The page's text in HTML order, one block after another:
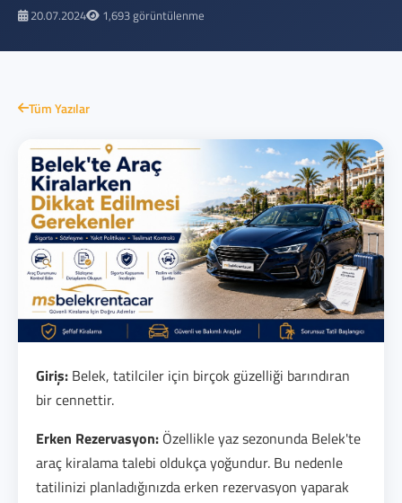
20.07.2024 1,693 görüntülenme
Tüm Yazılar
Giriş: Belek, tatilciler için birçok güzelliği barındıran
bir cennettir.
Erken Rezervasyon: Özellikle yaz sezonunda Belek'te
araç kiralama talebi oldukça yoğundur. Bu nedenle
tatilinizi planladığınızda erken rezervasyon yaparak